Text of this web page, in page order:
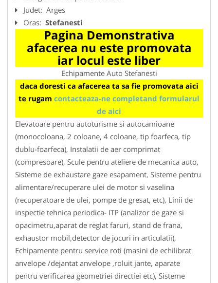
Judet: Arges
Oras: Stefanesti
Pagina Demonstrativa
afacerea nu este promovata
iar locul este liber
Echipamente Auto Stefanesti
daca doresti ca afacerea ta sa fie promovata aici
te rugam contacteaza-ne completand formularul
de aici
Elevatoare pentru autoturisme si autocamioane
(monocoloana, 2 coloane, 4 coloane, tip foarfeca, tip
dublu-foarfeca), Instalatii de aer comprimat
(compresoare), Scule pentru ateliere de mecanica auto,
Sisteme de exhaustare gaze esapament, Sisteme pentru
alimentare/recuperare ulei de motor si vaselina
(recuperatoare de ulei, pompe de gresat, etc), Linii de
inspectie tehnica periodica- ITP (analizor de gaze si
opacimetru,aparat de reglat faruri, stand de frana,
exhaustor mobil,detector de jocuri in articulatii),
Echipamente pentru service roti (masini de echilibrat
anvelope /dejantat anvelope ,roluit jante, aparate
pentru verificarea geometriei directiei etc), Sisteme